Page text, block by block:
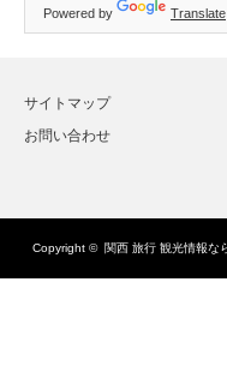
Powered by Translate
サイトマップ
お問い合わせ
Copyright © 関西 旅行 観光情報な